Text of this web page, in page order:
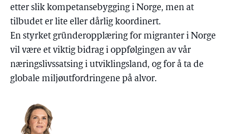
etter slik kompetansebygging i Norge, men at
tilbudet er lite eller dårlig koordinert.
En styrket gründeropplæring for migranter i Norge
vil være et viktig bidrag i oppfølgingen av vår
næringslivssatsing i utviklingsland, og for å ta de
globale miljøutfordringene på alvor.